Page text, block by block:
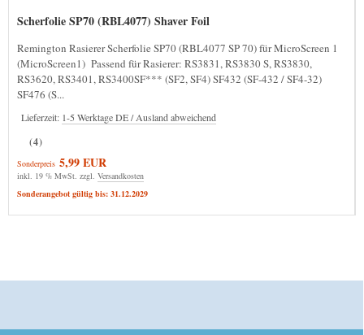
Scherfolie SP70 (RBL4077) Shaver Foil
Remington Rasierer Scherfolie SP70 (RBL4077 SP 70) für MicroScreen 1
(MicroScreen1) Passend für Rasierer: RS3831, RS3830 S, RS3830,
RS3620, RS3401, RS3400SF*** (SF2, SF4) SF432 (SF-432 / SF4-32)
SF476 (S...
Lieferzeit: 1-5 Werktage DE / Ausland abweichend
(4)
Sonderpreis 5,99 EUR
inkl. 19 % MwSt. zzgl. Versandkosten
Sonderangebot gültig bis: 31.12.2029